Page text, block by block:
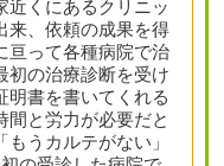
近くにあるクリニッ
来、依頼の成果を得
亘って各種病院で治
初の治療診断を受け
明書を書いてくれる
間と労力が必要だと
うカルテがない」